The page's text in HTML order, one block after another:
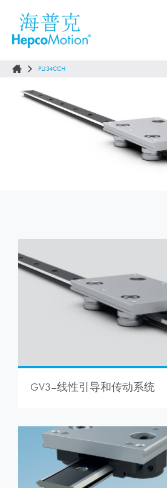
PLJ34CCH
GV3–线性引导和传动系统